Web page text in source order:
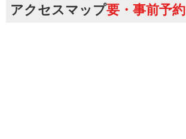
アクセスマップ要・事前予約